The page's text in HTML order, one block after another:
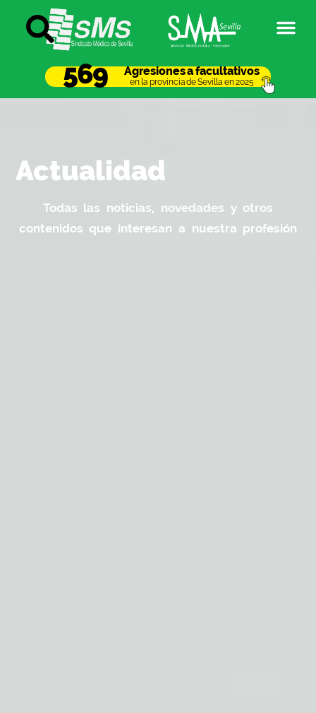
Agresiones a facultativos
en la provincia de Sevilla en 2025
569
Actualidad
Todas las noticias, novedades y otros
contenidos que interesan a nuestra profesión